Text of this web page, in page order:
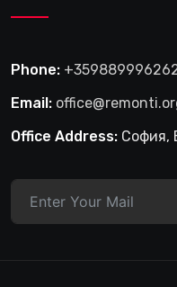
Phone:
Email:
Office Address: София,